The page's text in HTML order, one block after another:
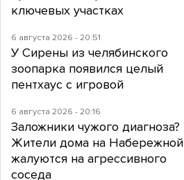
ключевых участках
6 августа 2026 - 20:51
У Сирены из челябинского
зоопарка появился целый
пентхаус с игровой
6 августа 2026 - 20:16
Заложники чужого диагноза?
Жители дома на Набережной
жалуются на агрессивного
соседа